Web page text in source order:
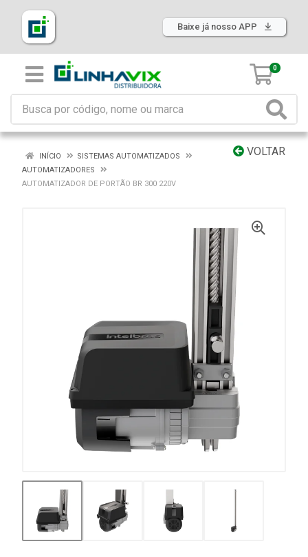
Baixe já nosso APP
0
VOLTAR
INÍCIO
SISTEMAS AUTOMATIZADOS
AUTOMATIZADORES
AUTOMATIZADOR DE PORTÃO BR 300 220V